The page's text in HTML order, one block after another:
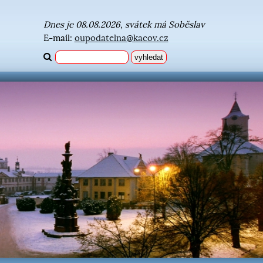
Dnes je 08.08.2026, svátek má Soběslav
E-mail: oupodatelna@kacov.cz